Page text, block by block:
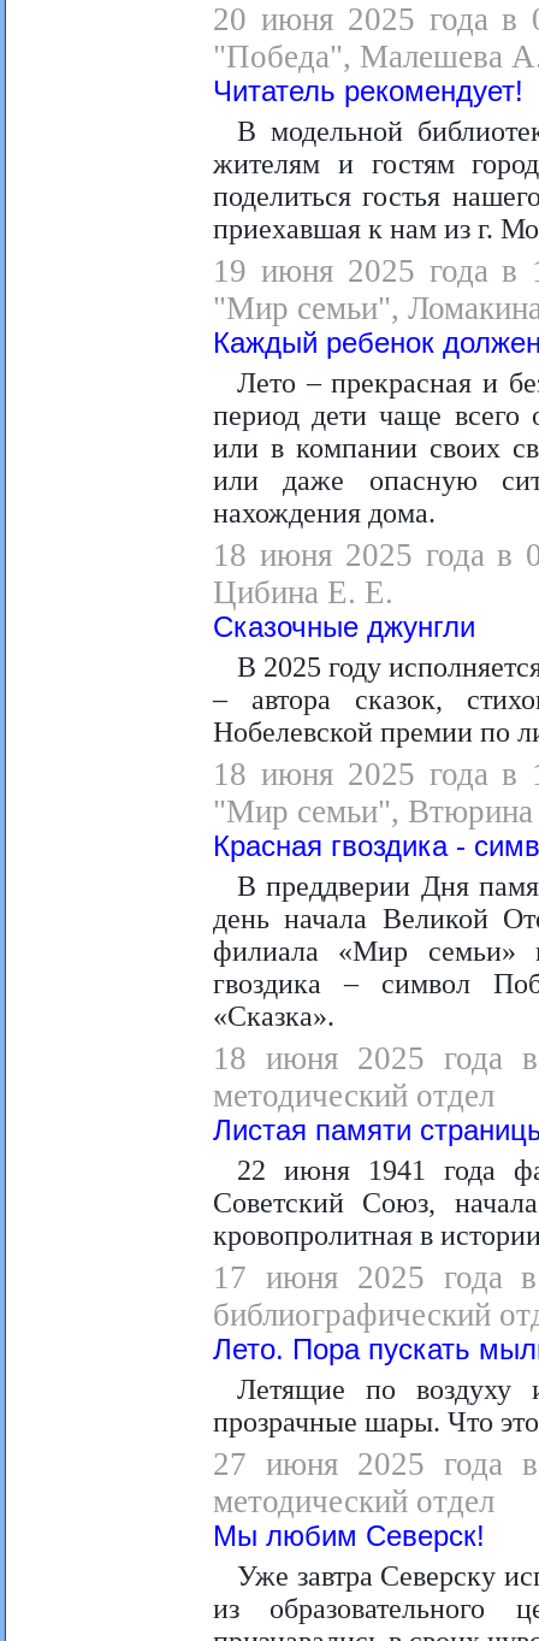
20 июня 2025 года в
"Победа", Малешева
Читатель рекомендует!
В модельной
жителям и гостям
поделиться гостья
приехавшая к нам из г.
19 июня 2025 года в
"Мир семьи",
Каждый ребенок
Лето – прекрасная и
период дети чаще всего
или в компании своих
или даже опасную
нахождения дома.
18 июня 2025 года в
Цибина Е. Е.
Сказочные джунгли
В 2025 году
– автора сказок,
Нобелевской премии по
18 июня 2025 года в
"Мир семьи",
Красная гвоздика -
В преддверии Дня
день начала Великой
филиала «Мир семьи»
гвоздика – символ
«Сказка».
18 июня 2025 года в
методический отдел
Листая памяти
22 июня 1941 года
Советский Союз,
кровопролитная в
17 июня 2025 года в
библиографический
Лето. Пора пускать
Летящие по воздуху
прозрачные шары. Что
27 июня 2025 года в
методический отдел
Мы любим Северск!
Уже завтра Северску
из образовательного